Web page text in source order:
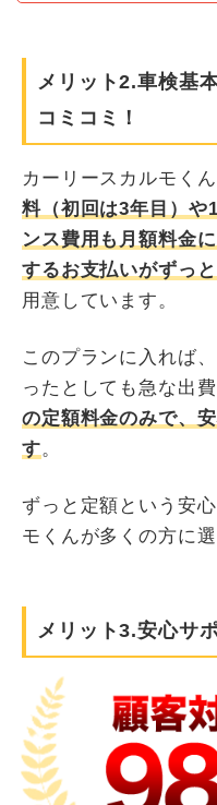
メリット2.車検基
コミコミ！
カーリースカルモく
料（初回は3年目）や
ンス費用も月額料金
するお支払いがずっ
用意しています。
このプランに入れば
ったとしても急な出
の定額料金のみで、
す。
ずっと定額という安
モくんが多くの方に
メリット3.安心サ